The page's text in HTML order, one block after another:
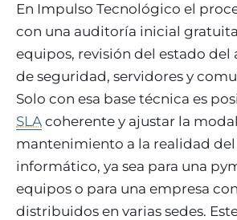
En Impulso Tecnológico el
con una auditoría inicial
equipos, revisión del estado del
de seguridad, servidores y
Solo con esa base técnica es
SLA coherente y ajustar la
mantenimiento a la realidad
informático, ya sea para una
equipos o para una empresa
distribuidos en varias sedes.